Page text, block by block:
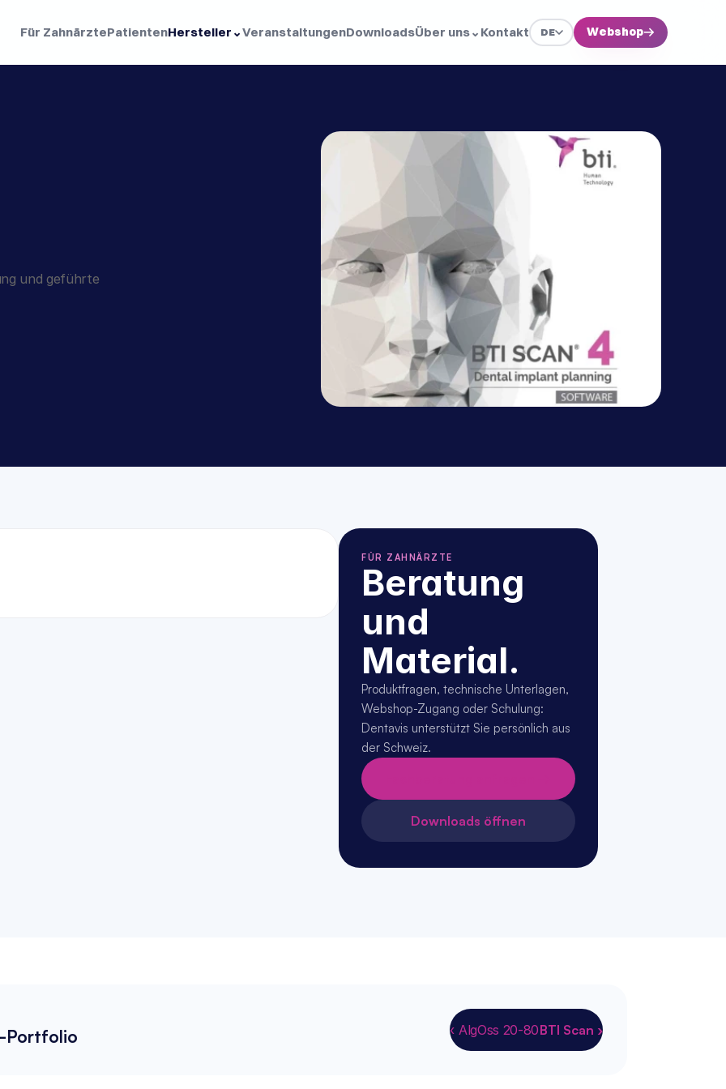
Für ZahnärztePatientenHersteller ⌄VeranstaltungenDownloadsÜber uns⌄ Kontakt DE Webshop→
und geführte
FÜR ZAHNÄRZTE
Beratung
und
Material.
Produktfragen, technische Unterlagen,
Webshop-Zugang oder Schulung:
Dentavis unterstützt Sie persönlich aus
der Schweiz.
Downloads öffnen
Portfolio ‹ AlgOss 20-80BTI Scan ›